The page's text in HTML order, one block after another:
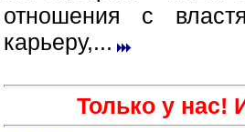
отношения с
карьеру,...
Только у нас!